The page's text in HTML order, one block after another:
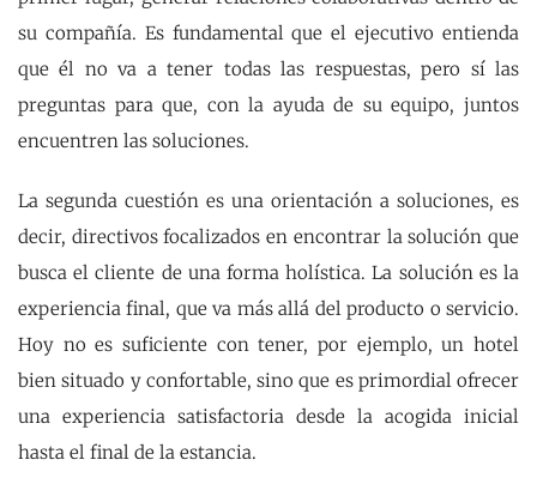
su compañía. Es fundamental que el ejecutivo entienda
que él no va a tener todas las respuestas, pero sí las
preguntas para que, con la ayuda de su equipo, juntos
encuentren las soluciones.
La segunda cuestión es una orientación a soluciones, es
decir, directivos focalizados en encontrar la solución que
busca el cliente de una forma holística. La solución es la
experiencia final, que va más allá del producto o servicio.
Hoy no es suficiente con tener, por ejemplo, un hotel
bien situado y confortable, sino que es primordial ofrecer
una experiencia satisfactoria desde la acogida inicial
hasta el final de la estancia.